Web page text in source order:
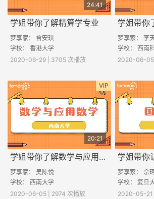
24:41
学姐带你了解精算学专业
梦享家： 曾安琪
学校： 香港大学
2020-06-29 | 3705 次播放
学姐带你
梦享家： 李
学校： 西南
2020-06-05
VIP
20:21
学姐带你了解数学与应用数学专业
梦享家： 吴陈悦
学校： 西南大学
2020-06-05 | 2974 次播放
学姐带你
梦享家： 佘
学校： 复旦
2020-05-21